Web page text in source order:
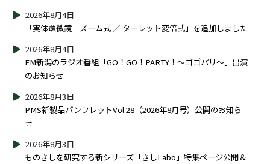
「実体顕微鏡 ズーム式 ／ ターレット変倍式」を追加しました
2026年8月4日
FM新潟のラジオ番組「GO！GO！PARTY！～ゴゴパリ～」出演
のお知らせ
2026年8月4日
PMS新製品パンフレットVol.28（2026年8月号）公開のお知ら
せ
2026年8月3日
ものさしを研究する新シリーズ「さしLabo」特集ページ公開＆
2026年8月3日